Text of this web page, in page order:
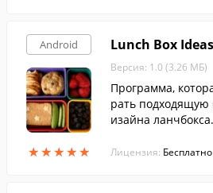
Android
★★★★★
★★★★★
Lunch Box Ideas
Версия: 1.0 (3.26 МБ)
Программа,
рать
изайна
Лицензия: Бесплатно